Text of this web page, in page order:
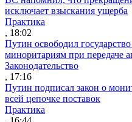
исключает взыскания ущерба
Практика
, 18:02
Путин освободил
миноритариям при передаче
Законодательство
, 17:16
Путин подписал закон о
всей цепочке поставок
Практика